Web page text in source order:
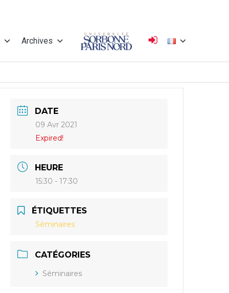
Archives
Université
Sorbonne Paris
DATE
09 Avr 2021
Expired!
HEURE
15:30 - 17:30
ÉTIQUETTES
Séminaires
CATÉGORIES
Séminaires